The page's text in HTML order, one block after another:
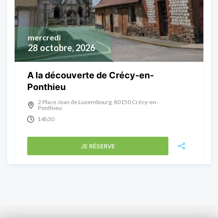
28 octobre, 2026
mercredi
A la découverte de Crécy-en-
Ponthieu
2 Place Jean de Luxembourg, 80150 Crécy-en-
Ponthieu
14h30
JE RÉSERVE